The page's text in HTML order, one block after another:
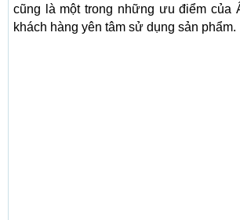
cũng là một trong những ưu điểm của
khách hàng yên tâm sử dụng sản phẩm.